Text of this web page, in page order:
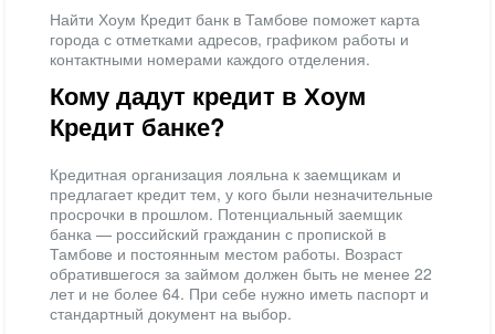
Найти Хоум Кредит банк в Тамбове поможет карта
города с отметками адресов, графиком работы и
контактными номерами каждого отделения.
Кому дадут кредит в Хоум
Кредит банке?
Кредитная организация лояльна к заемщикам и
предлагает кредит тем, у кого были незначительные
просрочки в прошлом. Потенциальный заемщик
банка — российский гражданин с пропиской в
Тамбове и постоянным местом работы. Возраст
обратившегося за займом должен быть не менее 22
лет и не более 64. При себе нужно иметь паспорт и
стандартный документ на выбор.